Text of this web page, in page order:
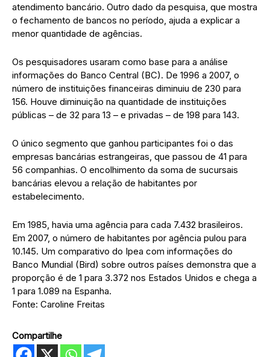
atendimento bancário. Outro dado da pesquisa, que mostra
o fechamento de bancos no período, ajuda a explicar a
menor quantidade de agências.
Os pesquisadores usaram como base para a análise
informações do Banco Central (BC). De 1996 a 2007, o
número de instituições financeiras diminuiu de 230 para
156. Houve diminuição na quantidade de instituições
públicas – de 32 para 13 – e privadas – de 198 para 143.
O único segmento que ganhou participantes foi o das
empresas bancárias estrangeiras, que passou de 41 para
56 companhias. O encolhimento da soma de sucursais
bancárias elevou a relação de habitantes por
estabelecimento.
Em 1985, havia uma agência para cada 7.432 brasileiros.
Em 2007, o número de habitantes por agência pulou para
10.145. Um comparativo do Ipea com informações do
Banco Mundial (Bird) sobre outros países demonstra que a
proporção é de 1 para 3.372 nos Estados Unidos e chega a
1 para 1.089 na Espanha.
Fonte: Caroline Freitas
Compartilhe